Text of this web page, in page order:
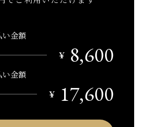
い金額
￥ 8,600
金額
￥
17,600